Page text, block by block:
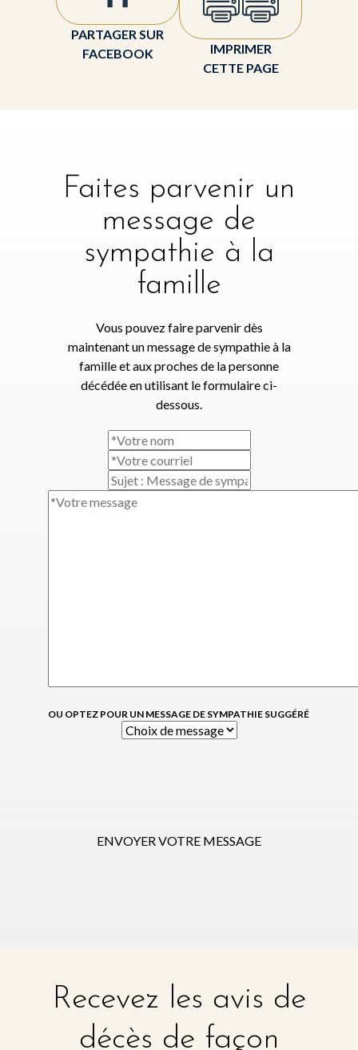
PARTAGER SUR
FACEBOOK
IMPRIMER
CETTE PAGE
Faites parvenir un
message de
sympathie à la
famille
Vous pouvez faire parvenir dès
maintenant un message de sympathie à la
famille et aux proches de la personne
décédée en utilisant le formulaire ci-
dessous.
OU OPTEZ POUR UN MESSAGE DE SYMPATHIE SUGGÉRÉ
ENVOYER VOTRE MESSAGE
Recevez les avis de
décès de façon